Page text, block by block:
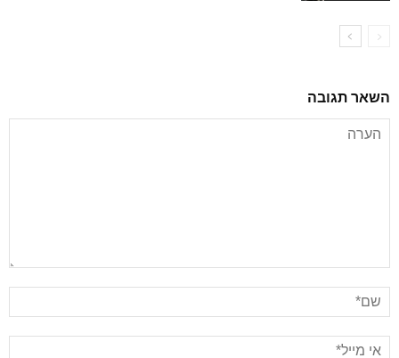
השאר תגובה